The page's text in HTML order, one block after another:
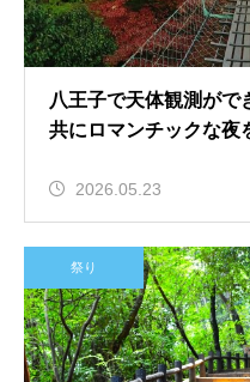
八王子で天体観測がで
共にロマンチックな夜
2026.05.23
祭り